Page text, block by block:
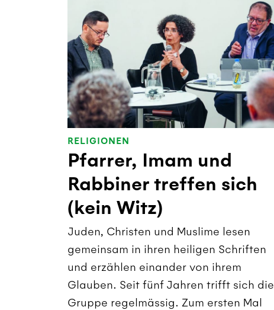
RELIGIONEN
Pfarrer, Imam und
Rabbiner treffen sich
(kein Witz)
Juden, Christen und Muslime lesen
gemeinsam in ihren heiligen Schriften
und erzählen einander von ihrem
Glauben. Seit fünf Jahren trifft sich die
Gruppe regelmässig. Zum ersten Mal